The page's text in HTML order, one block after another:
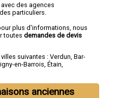
des agences
particuliers.
plus d'informations, nous
toutes demandes de devis
suivantes : Verdun, Bar-
en-Barrois, Étain,
anciennes